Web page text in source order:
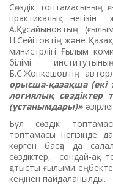
Сөздік топтамасының
практикалық негізін
А.Құсайыновтың
Н.Сейітовтің және
министрлігі Ғылым
білімі
Б.С.Жонкешовтің
орысша-қазақша
логиялық сөздіктер
(ұстанымдары)»
Бұл сөздік
топтамасы негізінде
көрген басқа да
сөздіктер, сондай-ақ
қатысты ғылыми
кеңінен пайдаланылды.